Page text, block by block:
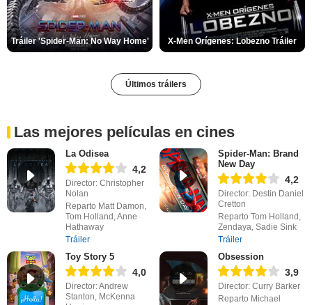
Tráiler 'Spider-Man: No Way Home' X-Men Orígenes: Lobezno Tráiler
Últimos tráilers
Las mejores películas en cines
La Odisea
4,2
Director: Christopher
Nolan
Reparto Matt Damon,
Tom Holland, Anne
Hathaway
Tráiler
Spider-Man: Brand
New Day
4,2
Director: Destin Daniel
Cretton
Reparto Tom Holland,
Zendaya, Sadie Sink
Tráiler
Toy Story 5
4,0
Director: Andrew
Stanton, McKenna
Obsession
3,9
Director: Curry Barker
Reparto Michael